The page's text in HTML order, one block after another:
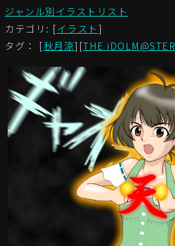
ジャンル別イラストリスト
カテゴリ: [イラスト]
タグ： [秋月涼][THE iDOLM@STER